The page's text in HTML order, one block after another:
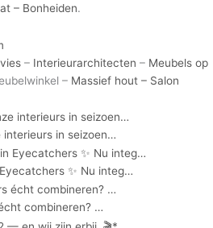
– Bonheiden.
– Interieurarchitecten – Meubels op
– Massief hout – Salon
in seizoen…
✨ Nu integ…
combineren?⁠ ⁠…